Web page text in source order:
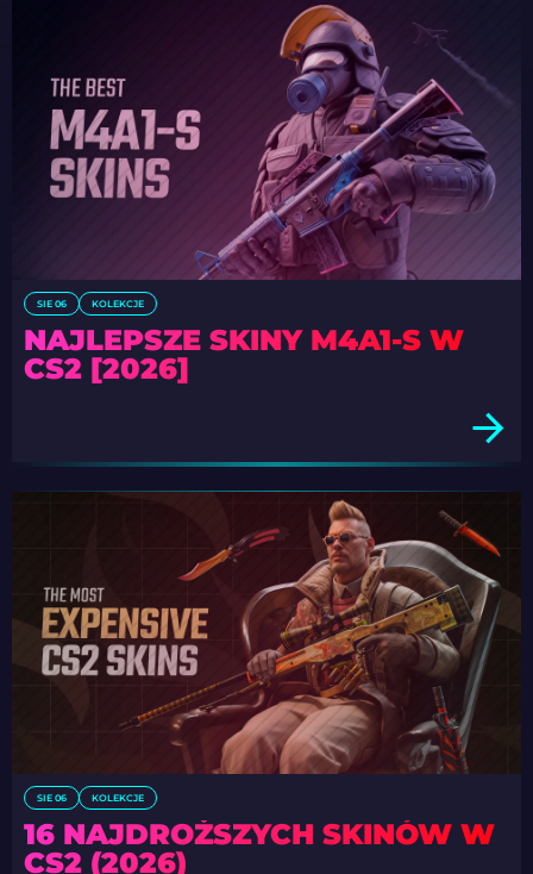
SIE 06 KOLEKCJE
NAJLEPSZE SKINY M4A1-S W
CS2 [2026]
SIE 06 KOLEKCJE
16 NAJDROŻSZYCH SKINÓW W
CS2 (2026)